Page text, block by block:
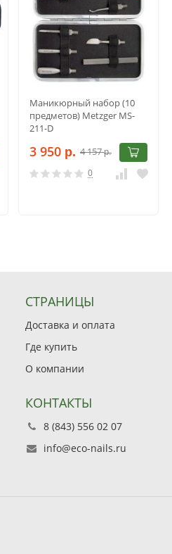
Маникюрный набор (10
предметов) Metzger MS-
211-D
3 950 р. 4 157р.
0
СТРАНИЦЫ
Доставка и оплата
Где купить
О компании
КОНТАКТЫ
8 (843) 556 02 07
info@eco-nails.ru